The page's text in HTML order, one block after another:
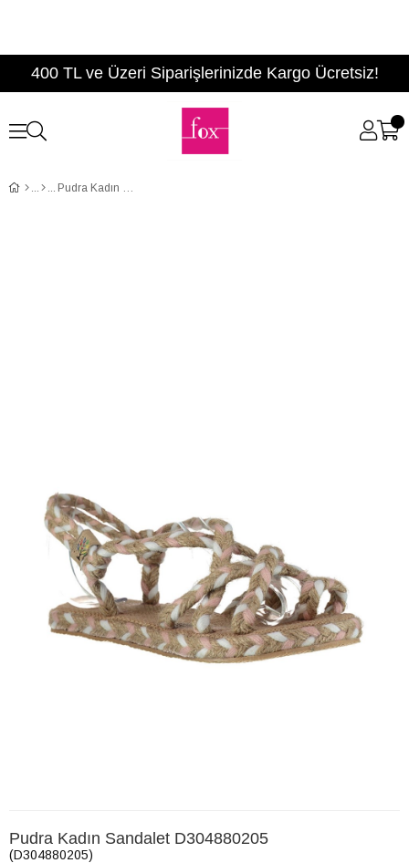
400 TL ve Üzeri Siparişlerinizde Kargo Ücretsiz!
Pudra Kadın Sandalet D304880205
Pudra Kadın Sandalet D304880205
(D304880205)